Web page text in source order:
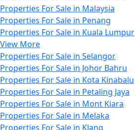
Properties For Sale in Malaysia
Properties For Sale in Penang
Properties For Sale in Kuala Lumpur
View More
Properties For Sale in Selangor
Properties For Sale in Johor Bahru
Properties For Sale in Kota Kinabalu
Properties For Sale in Petaling Jaya
Properties For Sale in Mont Kiara
Properties For Sale in Melaka
Properties For Sale in Klang